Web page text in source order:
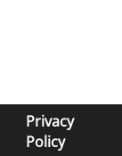
Privacy
Policy